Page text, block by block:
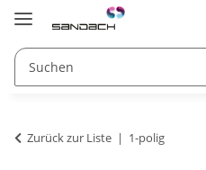
Zurück zur Liste 1-polig